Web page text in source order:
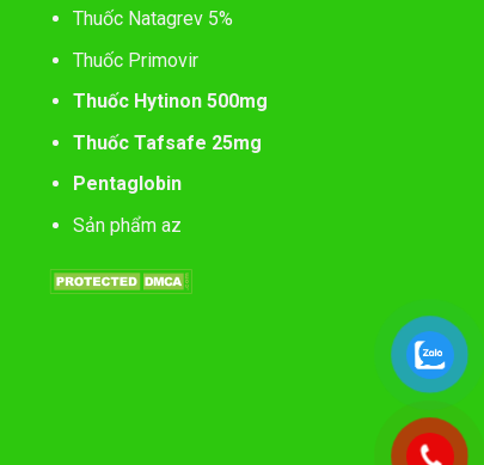
Thuốc Natagrev 5%
Thuốc Primovir
Thuốc Hytinon 500mg
Thuốc Tafsafe 25mg
Pentaglobin
Sản phẩm az